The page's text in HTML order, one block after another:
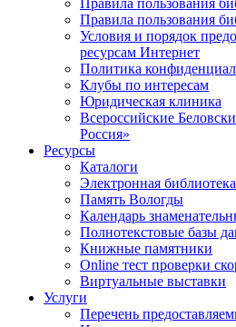
Правила пользования
Правила пользования
Условия и порядок
ресурсам Интернет
Политика
Клубы по интересам
Юридическая клиника
Всероссийские
Россия»
Ресурсы
Каталоги
Электронная библиотека
Память Вологды
Календарь
Полнотекстовые базы
Книжные памятники
Online тест проверки
Виртуальные выставки
Услуги
Перечень